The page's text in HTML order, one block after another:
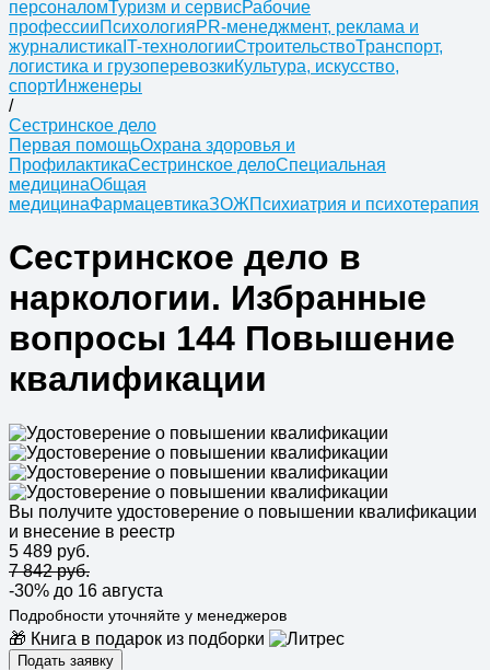
персоналомТуризм и сервисРабочие
профессииПсихологияPR-менеджмент, реклама и
журналистика IT-технологииСтроительствоТранспорт,
логистика и грузоперевозкиКультура, искусство,
спортИнженеры
/
Сестринское дело
Первая помощьОхрана здоровья и
ПрофилактикаСестринское делоСпециальная
медицинаОбщая
медицинаФармацевтикаЗОЖПсихиатрия и психотерапия
Сестринское дело в
наркологии. Избранные
вопросы 144 Повышение
квалификации
Вы получите удостоверение о повышении квалификации
и внесение в реестр
5 489 руб.
7 842 руб.
-30% до 16 августа
Подробности уточняйте у менеджеров
🎁 Книга в подарок из подборки
Подать заявку